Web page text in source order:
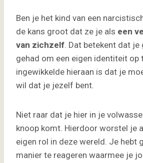
Ben je het kind van een
de kans groot dat ze je als een
van zichzelf. Dat betekent dat je
gehad om een eigen identiteit op
ingewikkelde hieraan is dat je
wil dat je jezelf bent.
Niet raar dat je hier in je
knoop komt. Hierdoor worstel je
eigen rol in deze wereld. Je hebt
manier te reageren waarmee je